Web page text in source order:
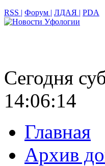
RSS | Форум | ЛДАЯ | PDA
Сегодня
14:06:15
Главная
Архив